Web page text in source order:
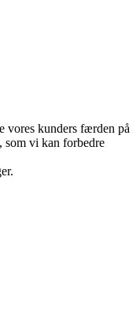
vores kunders færden på
som vi kan forbedre